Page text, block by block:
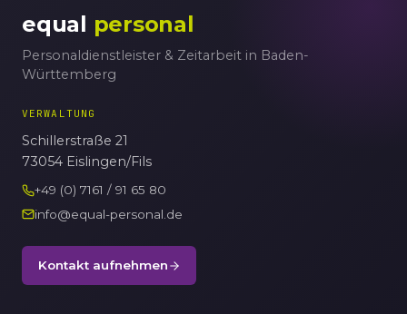
equal personal
Personaldienstleister & Zeitarbeit in Baden-
Württemberg
VERWALTUNG
Schillerstraße 21
73054 Eislingen/Fils
+49 (0) 7161 / 91 65 80
info@equal-personal.de
Kontakt aufnehmen